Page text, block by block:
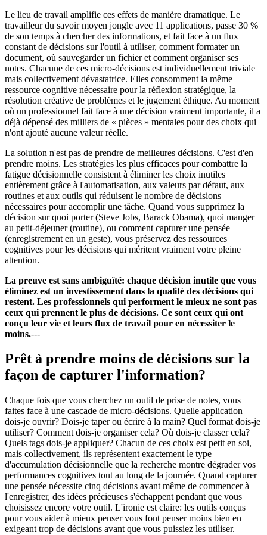
Le lieu de travail amplifie ces effets de manière dramatique. Le
travailleur du savoir moyen jongle avec 11 applications, passe 30 %
de son temps à chercher des informations, et fait face à un flux
constant de décisions sur l'outil à utiliser, comment formater un
document, où sauvegarder un fichier et comment organiser ses
notes. Chacune de ces micro-décisions est individuellement triviale
mais collectivement dévastatrice. Elles consomment la même
ressource cognitive nécessaire pour la réflexion stratégique, la
résolution créative de problèmes et le jugement éthique. Au moment
où un professionnel fait face à une décision vraiment importante, il a
déjà dépensé des milliers de « pièces » mentales pour des choix qui
n'ont ajouté aucune valeur réelle.
La solution n'est pas de prendre de meilleures décisions. C'est d'en
prendre moins. Les stratégies les plus efficaces pour combattre la
fatigue décisionnelle consistent à éliminer les choix inutiles
entièrement grâce à l'automatisation, aux valeurs par défaut, aux
routines et aux outils qui réduisent le nombre de décisions
nécessaires pour accomplir une tâche. Quand vous supprimez la
décision sur quoi porter (Steve Jobs, Barack Obama), quoi manger
au petit-déjeuner (routine), ou comment capturer une pensée
(enregistrement en un geste), vous préservez des ressources
cognitives pour les décisions qui méritent vraiment votre pleine
attention.
La preuve est sans ambiguïté: chaque décision inutile que vous
éliminez est un investissement dans la qualité des décisions qui
restent. Les professionnels qui performent le mieux ne sont pas
ceux qui prennent le plus de décisions. Ce sont ceux qui ont
conçu leur vie et leurs flux de travail pour en nécessiter le
moins.---
Prêt à prendre moins de décisions sur la
façon de capturer l'information?
Chaque fois que vous cherchez un outil de prise de notes, vous
faites face à une cascade de micro-décisions. Quelle application
dois-je ouvrir? Dois-je taper ou écrire à la main? Quel format dois-je
utiliser? Comment dois-je organiser cela? Où dois-je classer cela?
Quels tags dois-je appliquer? Chacun de ces choix est petit en soi,
mais collectivement, ils représentent exactement le type
d'accumulation décisionnelle que la recherche montre dégrader vos
performances cognitives tout au long de la journée. Quand capturer
une pensée nécessite cinq décisions avant même de commencer à
l'enregistrer, des idées précieuses s'échappent pendant que vous
choisissez encore votre outil. L'ironie est claire: les outils conçus
pour vous aider à mieux penser vous font penser moins bien en
exigeant trop de décisions avant que vous puissiez les utiliser.